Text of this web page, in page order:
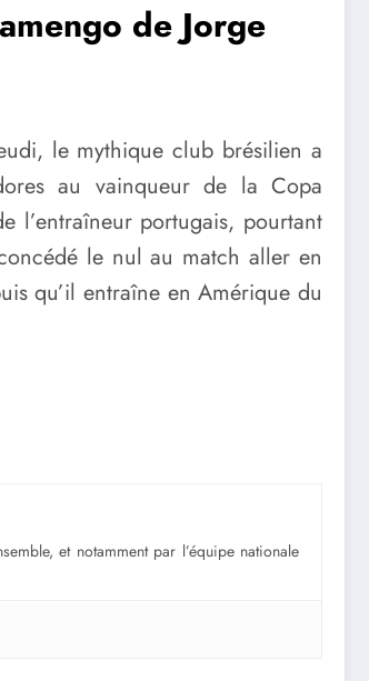
de Jorge
le mythique club brésilien a
au vainqueur de la Copa
l’entraîneur portugais, pourtant
le nul au match aller en
qu’il entraîne en Amérique du
et notamment par l’équipe nationale